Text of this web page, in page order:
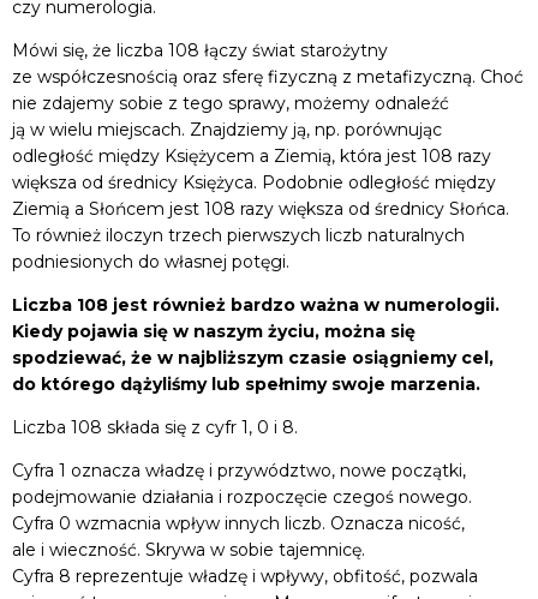
czy numerologia.
Mówi się, że liczba 108 łączy świat starożytny
ze współczesnością oraz sferę fizyczną z metafizyczną. Choć
nie zdajemy sobie z tego sprawy, możemy odnaleźć
ją w wielu miejscach. Znajdziemy ją, np. porównując
odległość między Księżycem a Ziemią, która jest 108 razy
większa od średnicy Księżyca. Podobnie odległość między
Ziemią a Słońcem jest 108 razy większa od średnicy Słońca.
To również iloczyn trzech pierwszych liczb naturalnych
podniesionych do własnej potęgi.
Liczba 108 jest również bardzo ważna w numerologii.
Kiedy pojawia się w naszym życiu, można się
spodziewać, że w najbliższym czasie osiągniemy cel,
do którego dążyliśmy lub spełnimy swoje marzenia.
Liczba 108 składa się z cyfr 1, 0 i 8.
Cyfra 1 oznacza władzę i przywództwo, nowe początki,
podejmowanie działania i rozpoczęcie czegoś nowego.
Cyfra 0 wzmacnia wpływ innych liczb. Oznacza nicość,
ale i wieczność. Skrywa w sobie tajemnicę.
Cyfra 8 reprezentuje władzę i wpływy, obfitość, pozwala